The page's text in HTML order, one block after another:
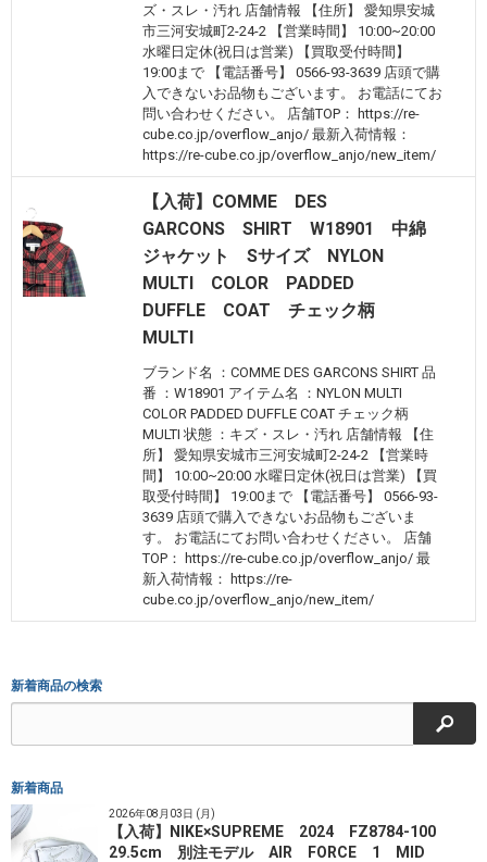
ズ・スレ・汚れ 店舗情報 【住所】 愛知県安城
市三河安城町2-24-2 【営業時間】 10:00~20:00
水曜日定休(祝日は営業) 【買取受付時間】
19:00まで 【電話番号】 0566-93-3639 店頭で購
入できないお品物もございます。 お電話にてお
問い合わせください。 店舗TOP： https://re-
cube.co.jp/overflow_anjo/ 最新入荷情報：
https://re-cube.co.jp/overflow_anjo/new_item/
【入荷】COMME DES
GARCONS SHIRT W18901 中綿
ジャケット Sサイズ NYLON
MULTI COLOR PADDED
DUFFLE COAT チェック柄
MULTI
ブランド名 ：COMME DES GARCONS SHIRT 品
番 ：W18901 アイテム名 ：NYLON MULTI
COLOR PADDED DUFFLE COAT チェック柄
MULTI 状態 ：キズ・スレ・汚れ 店舗情報 【住
所】 愛知県安城市三河安城町2-24-2 【営業時
間】 10:00~20:00 水曜日定休(祝日は営業) 【買
取受付時間】 19:00まで 【電話番号】 0566-93-
3639 店頭で購入できないお品物もございま
す。 お電話にてお問い合わせください。 店舗
TOP： https://re-cube.co.jp/overflow_anjo/ 最
新入荷情報： https://re-
cube.co.jp/overflow_anjo/new_item/
新着商品の検索
検索
新着商品
2026年08月03日 (月)
【入荷】NIKE×SUPREME 2024 FZ8784-100
29.5cm 別注モデル AIR FORCE 1 MID